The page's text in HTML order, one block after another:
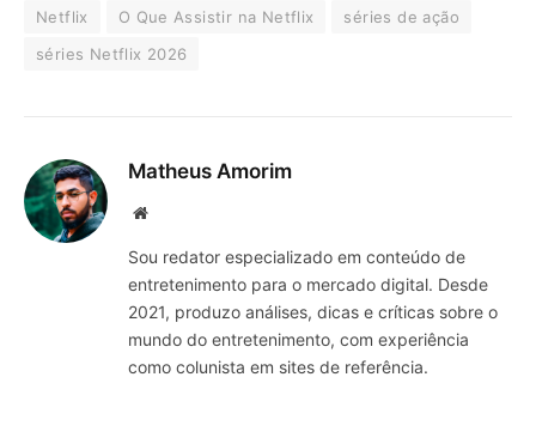
Netflix
O Que Assistir na Netflix
séries de ação
séries Netflix 2026
Matheus Amorim
Website
Sou redator especializado em conteúdo de
entretenimento para o mercado digital. Desde
2021, produzo análises, dicas e críticas sobre o
mundo do entretenimento, com experiência
como colunista em sites de referência.